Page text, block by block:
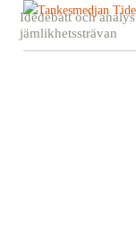
Idédebatt och
jämlikhetssträvan